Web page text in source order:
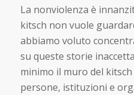
La nonviolenza è
kitsch non vuole
abbiamo voluto
su queste storie
minimo il muro del
persone, istituzioni e